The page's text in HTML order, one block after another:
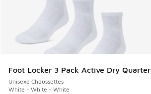
Foot Locker 3 Pack Active Dry Quarter
Unisexe Chaussettes
White - White - White